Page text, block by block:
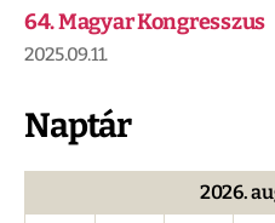
64. Magyar Kongresszus
2025.09.11.
Naptár
2026.